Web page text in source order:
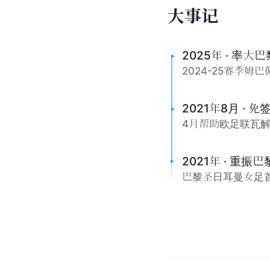
大事记
2025年 · 率大巴
2024-25赛季姆巴
2021年8月 · 免
4月帮助欧足联瓦
2021年 · 重振巴
巴黎圣日耳曼女足